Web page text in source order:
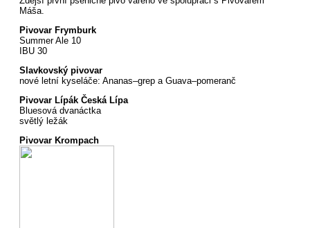
Máša.
Pivovar Frymburk
Summer Ale 10
IBU 30
Slavkovský pivovar
nové letní kyseláče: Ananas–grep a Guava–pomeranč
Pivovar Lípák Česká Lípa
Bluesová dvanáctka
světlý ležák
Pivovar Krompach